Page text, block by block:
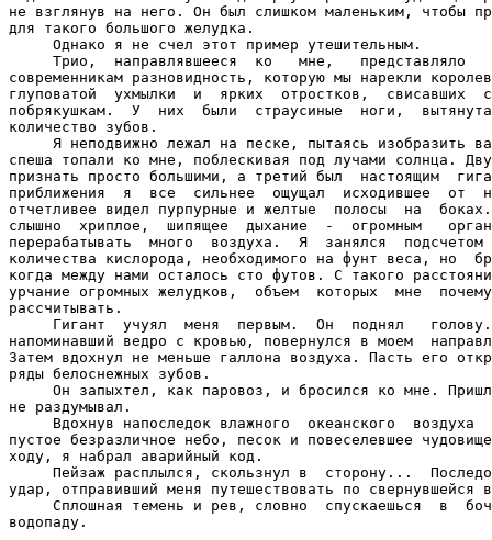
не взглянув на него. Он был слишком маленьким, чтобы
для такого большого желудка.
     Однако я не счел этот пример утешительным.
Трио,  направлявшееся  ко   мне,   представляло
современникам разновидность, которую мы нарекли
глуповатой  ухмылки  и  ярких  отростков,  свисавших
побрякушкам.  У  них  были  страусиные  ноги,
количество зубов.
Я неподвижно лежал на песке, пытаясь изобразить
спеша топали ко мне, поблескивая под лучами солнца.
признать просто большими, а третий был  настоящим
приближения  я  все  сильнее  ощущал  исходившее  от
отчетливее видел пурпурные и желтые  полосы  на
слышно  хриплое,  шипящее  дыхание  -  огромным
перерабатывать  много  воздуха.  Я  занялся
количества кислорода, необходимого на фунт веса, но
когда между нами осталось сто футов. С такого
урчание огромных желудков,  объем  которых  мне
рассчитывать.
Гигант  учуял  меня  первым.  Он  поднял
напоминавший ведро с кровью, повернулся в моем
Затем вдохнул не меньше галлона воздуха. Пасть его
ряды белоснежных зубов.
Он запыхтел, как паровоз, и бросился ко мне.
не раздумывал.
Вдохнув напоследок влажного  океанского  воздуха
пустое безразличное небо, песок и повеселевшее
ходу, я набрал аварийный код.
Пейзаж расплылся, скользнул в  сторону...
удар, отправивший меня путешествовать по свернувшейся
Сплошная темень и рев, словно  спускаешься  в
водопаду.